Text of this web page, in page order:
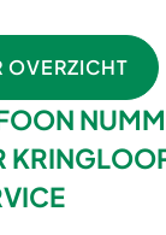
OVERZICHT